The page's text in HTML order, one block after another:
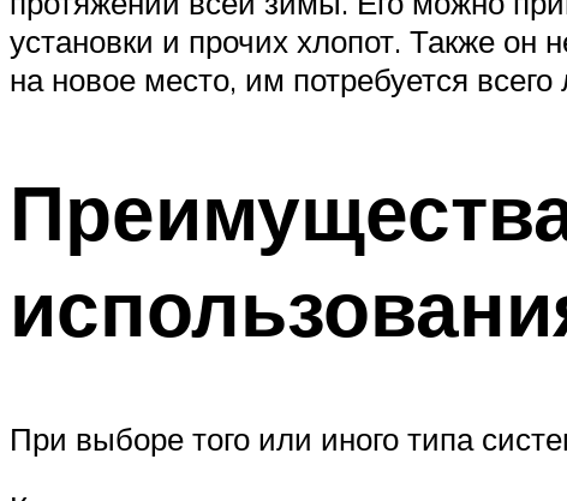
установки и прочих хлопот. Также
на новое место, им потребуется
При выборе того или иного типа